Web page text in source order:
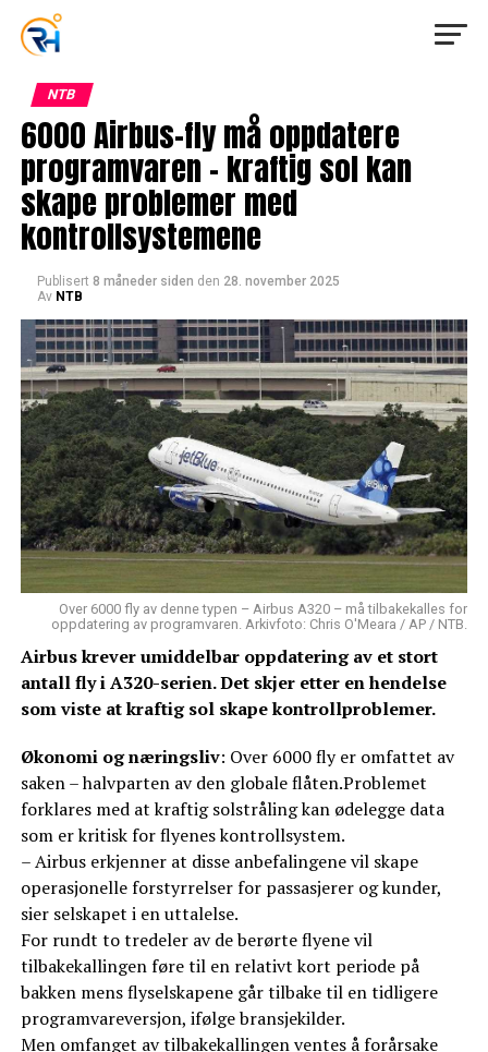
NTB
6000 Airbus-fly må oppdatere
programvaren – kraftig sol kan
skape problemer med
kontrollsystemene
Publisert 8 måneder siden den 28. november 2025
Av NTB
Over 6000 fly av denne typen – Airbus A320 – må tilbakekalles for
oppdatering av programvaren. Arkivfoto: Chris O'Meara / AP / NTB.
Airbus krever umiddelbar oppdatering av et stort
antall fly i A320-serien. Det skjer etter en hendelse
som viste at kraftig sol skape kontrollproblemer.
Økonomi og næringsliv: Over 6000 fly er omfattet av
saken – halvparten av den globale flåten.Problemet
forklares med at kraftig solstråling kan ødelegge data
som er kritisk for flyenes kontrollsystem.
– Airbus erkjenner at disse anbefalingene vil skape
operasjonelle forstyrrelser for passasjerer og kunder,
sier selskapet i en uttalelse.
For rundt to tredeler av de berørte flyene vil
tilbakekallingen føre til en relativt kort periode på
bakken mens flyselskapene går tilbake til en tidligere
programvareversjon, ifølge bransjekilder.
Men omfanget av tilbakekallingen ventes å forårsake